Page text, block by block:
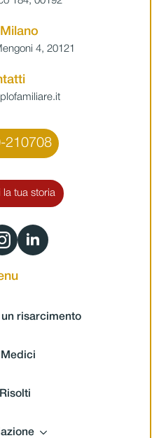
4, 20121
210708
la tua storia
risarcimento
Medici